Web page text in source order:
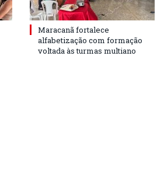
Maracanã fortalece
alfabetização com formação
voltada às turmas multiano